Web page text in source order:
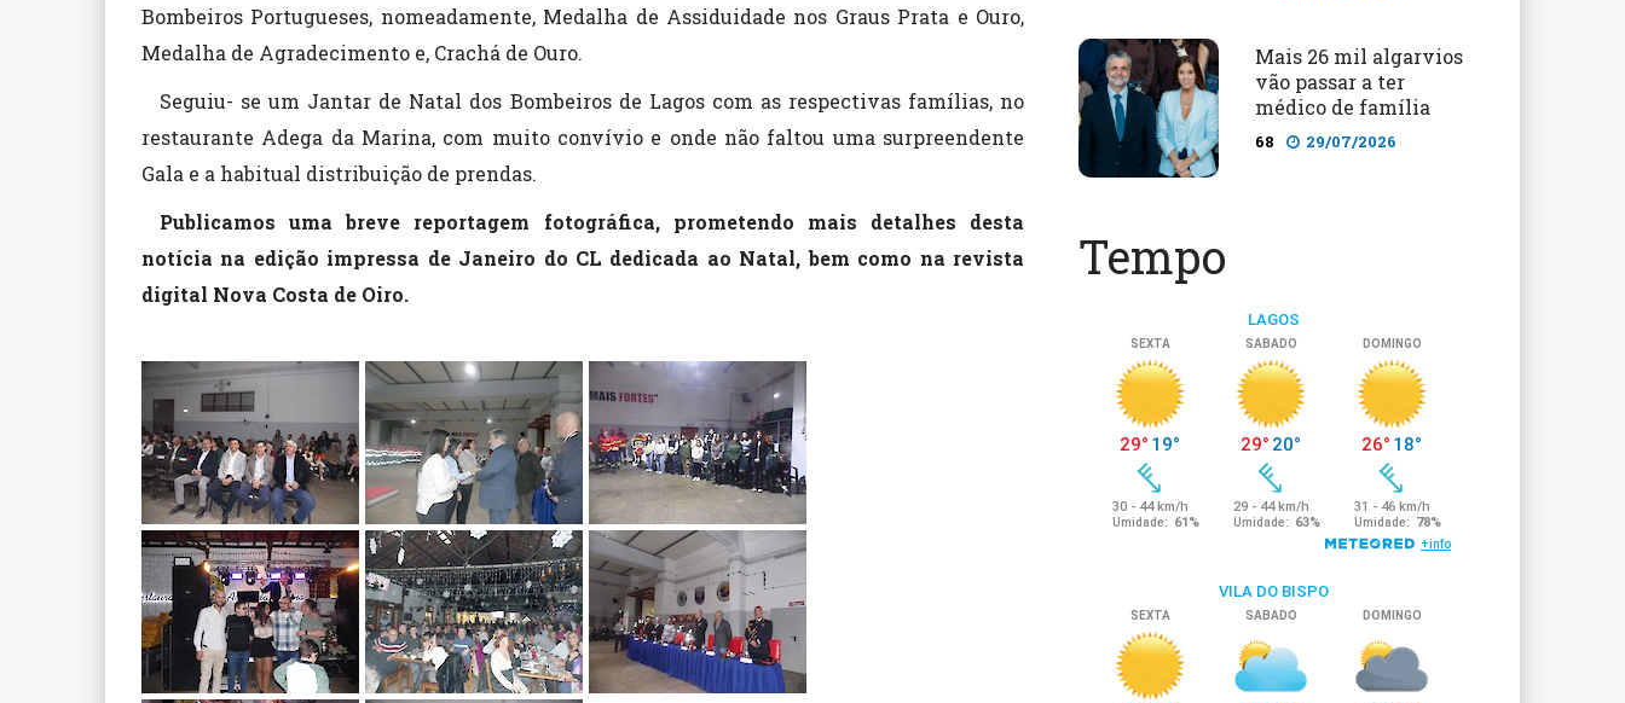
Bombeiros Portugueses, nomeadamente, Medalha de Assiduidade nos Graus Prata e Ouro,
Medalha de Agradecimento e, Crachá de Ouro.
Seguiu- se um Jantar de Natal dos Bombeiros de Lagos com as respectivas famílias, no
restaurante Adega da Marina, com muito convívio e onde não faltou uma surpreendente
Gala e a habitual distribuição de prendas.
Publicamos uma breve reportagem fotográfica, prometendo mais detalhes desta
notícia na edição impressa de Janeiro do CL dedicada ao Natal, bem como na revista
digital Nova Costa de Oiro.
Mais 26 mil algarvios
vão passar a ter
médico de família
68 29/07/2026
Tempo